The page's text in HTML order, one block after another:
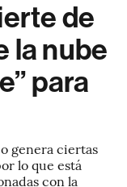
de
la nube
para
genera ciertas
lo que está
con la